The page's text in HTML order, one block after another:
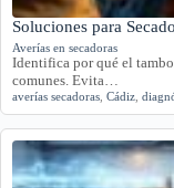
Soluciones para
Averías en secadoras
Identifica por qué el
comunes. Evita…
averías secadoras Cádiz